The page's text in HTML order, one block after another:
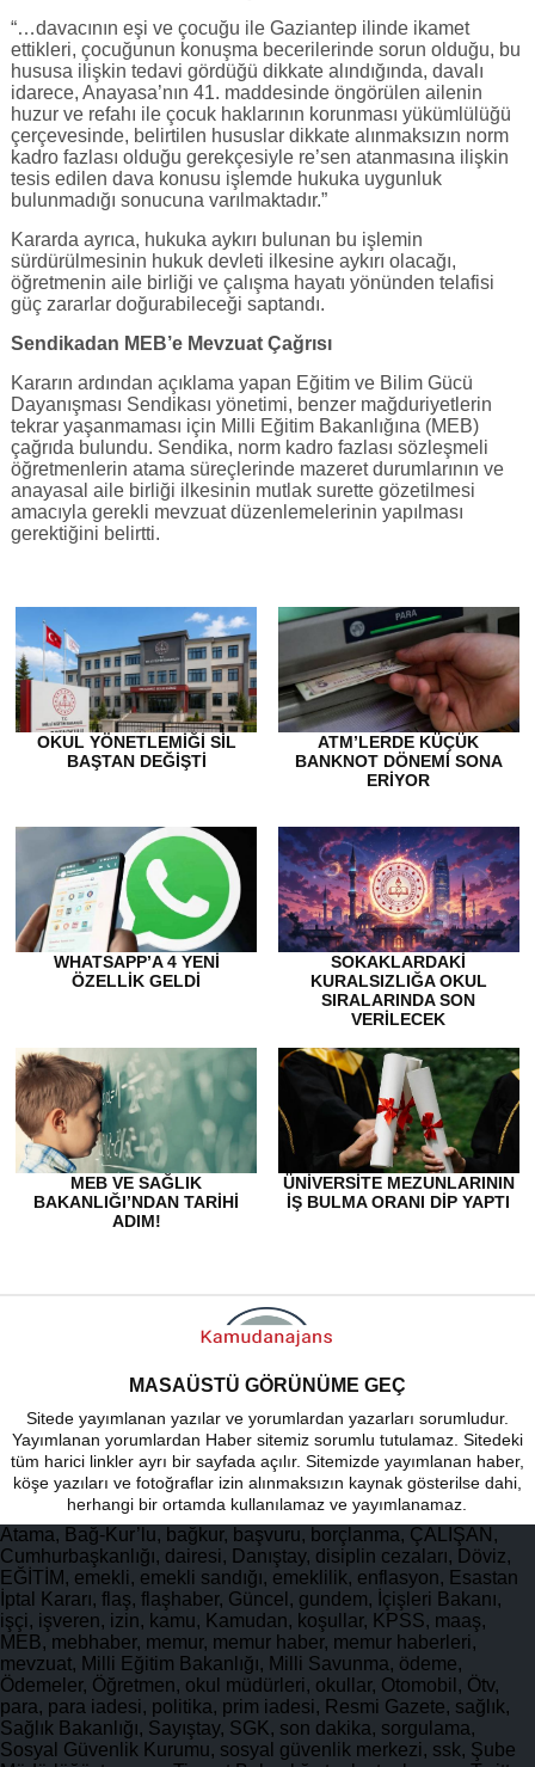
“…davacının eşi ve çocuğu ile Gaziantep ilinde ikamet
ettikleri, çocuğunun konuşma becerilerinde sorun olduğu, bu
hususa ilişkin tedavi gördüğü dikkate alındığında, davalı
idarece, Anayasa’nın 41. maddesinde öngörülen ailenin
huzur ve refahı ile çocuk haklarının korunması yükümlülüğü
çerçevesinde, belirtilen hususlar dikkate alınmaksızın norm
kadro fazlası olduğu gerekçesiyle re’sen atanmasına ilişkin
tesis edilen dava konusu işlemde hukuka uygunluk
bulunmadığı sonucuna varılmaktadır.”
Kararda ayrıca, hukuka aykırı bulunan bu işlemin
sürdürülmesinin hukuk devleti ilkesine aykırı olacağı,
öğretmenin aile birliği ve çalışma hayatı yönünden telafisi
güç zararlar doğurabileceği saptandı.
Sendikadan MEB’e Mevzuat Çağrısı
Kararın ardından açıklama yapan Eğitim ve Bilim Gücü
Dayanışması Sendikası yönetimi, benzer mağduriyetlerin
tekrar yaşanmaması için Milli Eğitim Bakanlığına (MEB)
çağrıda bulundu. Sendika, norm kadro fazlası sözleşmeli
öğretmenlerin atama süreçlerinde mazeret durumlarının ve
anayasal aile birliği ilkesinin mutlak surette gözetilmesi
amacıyla gerekli mevzuat düzenlemelerinin yapılması
gerektiğini belirtti.
OKUL YÖNETLEMIĞI SIL
BAŞTAN DEĞIŞTI
ATM’LERDE KÜÇÜK
BANKNOT DÖNEMI SONA
ERIYOR
WHATSAPP’A 4 YENI
ÖZELLIK GELDI
SOKAKLARDAKI
KURALSIZLIĞA OKUL
SIRALARINDA SON
VERILECEK
MEB VE SAĞLIK
BAKANLIĞI’NDAN TARIHI
ADIM!
ÜNIVERSITE MEZUNLARININ
IŞ BULMA ORANI DIP YAPTI
MASAÜSTÜ GÖRÜNÜME GEÇ
Sitede yayımlanan yazılar ve yorumlardan yazarları sorumludur.
Yayımlanan yorumlardan Haber sitemiz sorumlu tutulamaz. Sitedeki
tüm harici linkler ayrı bir sayfada açılır. Sitemizde yayımlanan haber,
köşe yazıları ve fotoğraflar izin alınmaksızın kaynak gösterilse dahi,
herhangi bir ortamda kullanılamaz ve yayımlanamaz.
Atama, Bağ-Kur’lu, bağkur, başvuru, borçlanma, ÇALIŞAN,
Cumhurbaşkanlığı, dairesi, Danıştay, disiplin cezaları, Döviz,
EĞİTİM, emekli, emekli sandığı, emeklilik, enflasyon, Esastan
İptal Kararı, flaş, flaşhaber, Güncel, gundem, İçişleri Bakanı,
işçi, işveren, izin, kamu, Kamudan, koşullar, KPSS, maaş,
MEB, mebhaber, memur, memur haber, memur haberleri,
mevzuat, Milli Eğitim Bakanlığı, Milli Savunma, ödeme,
Ödemeler, Öğretmen, okul müdürleri, okullar, Otomobil, Ötv,
para, para iadesi, politika, prim iadesi, Resmi Gazete, sağlık,
Sağlık Bakanlığı, Sayıştay, SGK, son dakika, sorgulama,
Sosyal Güvenlik Kurumu, sosyal güvenlik merkezi, ssk, Şube